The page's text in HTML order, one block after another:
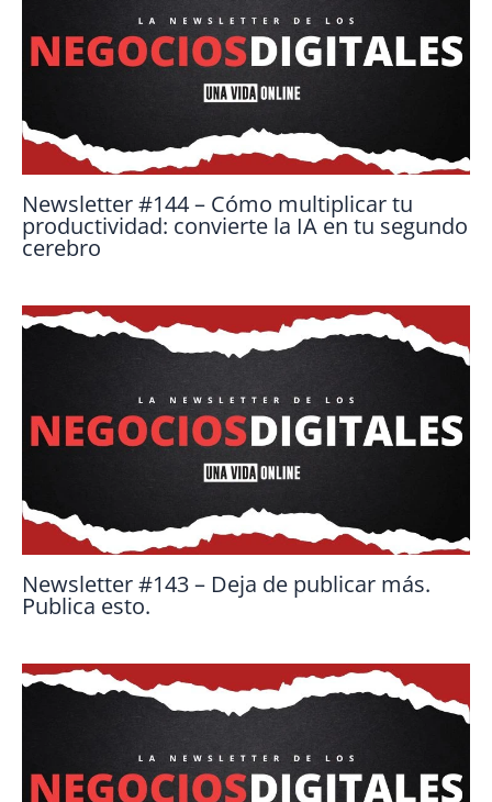
Newsletter #144 – Cómo multiplicar tu
productividad: convierte la IA en tu segundo
cerebro
Newsletter #143 – Deja de publicar más.
Publica esto.